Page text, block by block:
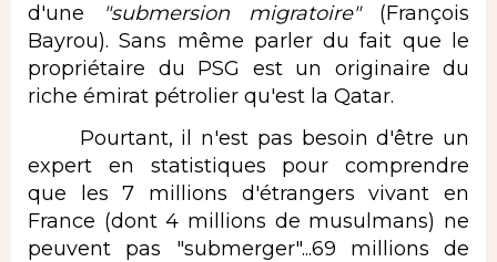
d'une
"submersion migratoire" (François
Bayrou). Sans même parler du fait que le
propriétaire du PSG est un originaire du
riche émirat pétrolier qu'est la Qatar.
Pourtant, il n'est pas besoin d'être un
expert en statistiques pour comprendre
que les 7 millions d'étrangers vivant en
France (dont 4 millions de musulmans) ne
peuvent pas "submerger"...69 millions de